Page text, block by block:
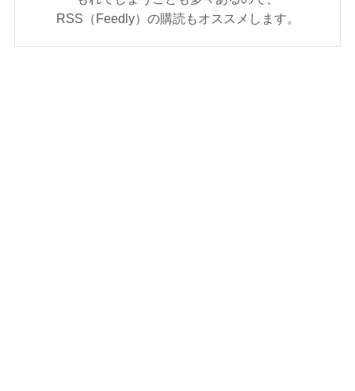
RSS（Feedly）の購読もオススメします。